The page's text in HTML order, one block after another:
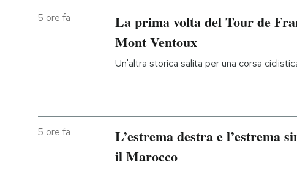
5 ore fa
La prima volta del Tour de
Mont Ventoux
Un'altra storica salita per una corsa
5 ore fa
L’estrema destra e l’estrema
il Marocco